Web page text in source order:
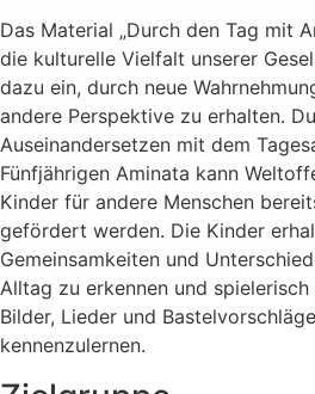
Das Material „Durch den Tag mit
die kulturelle Vielfalt unserer
dazu ein, durch neue
andere Perspektive zu erhalten.
Auseinandersetzen mit dem
Fünfjährigen Aminata kann
Kinder für andere Menschen
gefördert werden. Die Kinder
Gemeinsamkeiten und
Alltag zu erkennen und
Bilder, Lieder und
kennenzulernen.